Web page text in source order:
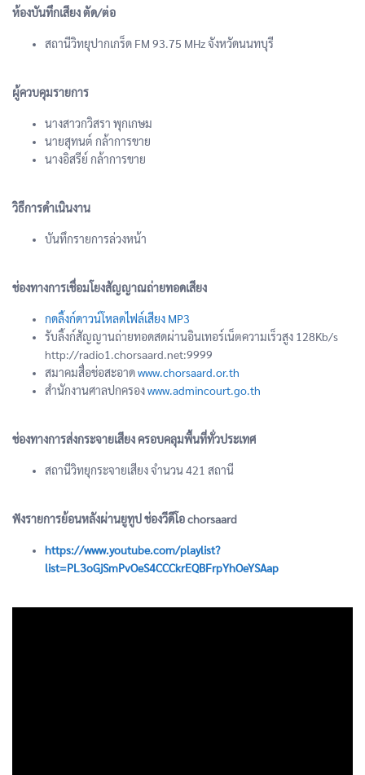
ห้องบันทึกเสียง ตัด/ต่อ
สถานีวิทยุปากเกร็ด FM 93.75 MHz จังหวัดนนทบุรี
ผู้ควบคุมรายการ
นางสาวกวิสรา พุกเกษม
นายสุทนต์ กล้าการขาย
นางอิสรีย์ กล้าการขาย
วิธีการดำเนินงาน
บันทึกรายการล่วงหน้า
ช่องทางการเชื่อมโยงสัญญาณถ่ายทอดเสียง
กดลิ้งก์ดาวน์โหลดไฟล์เสียง MP3
รับลิ้งก์สัญญานถ่ายทอดสดผ่านอินเทอร์เน็ตความเร็วสูง 128Kb/s
http://radio1.chorsaard.net:9999
สมาคมสื่อช่อสะอาดwww.chorsaard.or.th
สำนักงานศาลปกครองwww.admincourt.go.th
ช่องทางการส่งกระจายเสียง ครอบคลุมพื้นที่ทั่วประเทศ
สถานีวิทยุกระจายเสียง จำนวน 421 สถานี
ฟังรายการย้อนหลังผ่านยูทูป ช่องวีดีโอ chorsaard
https://www.youtube.com/playlist?
list=PL3oGjSmPvOeS4CCCkrEQBFrpYhOeYSAap